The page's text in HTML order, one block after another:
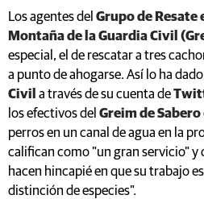
Los agentes del Grupo de
Montaña de la Guardia Civil
especial, el de rescatar a tres
a punto de ahogarse. Así lo ha
Civil a través de su cuenta de
los efectivos del Greim de Sabero
perros en un canal de agua en la
califican como "un gran servicio" y
hacen hincapié en que su trabajo
distinción de especies".